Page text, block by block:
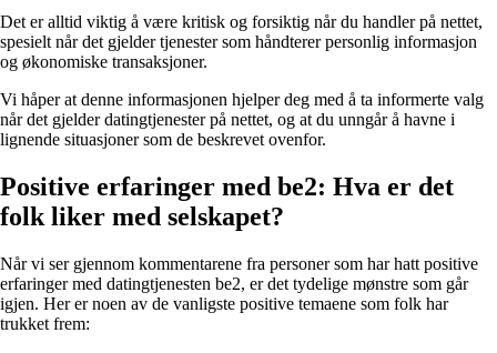
Det er alltid viktig å være kritisk og forsiktig når du handler på nettet,
spesielt når det gjelder tjenester som håndterer personlig informasjon
og økonomiske transaksjoner.
Vi håper at denne informasjonen hjelper deg med å ta informerte valg
når det gjelder datingtjenester på nettet, og at du unngår å havne i
lignende situasjoner som de beskrevet ovenfor.
Positive erfaringer med be2: Hva er det
folk liker med selskapet?
Når vi ser gjennom kommentarene fra personer som har hatt positive
erfaringer med datingtjenesten be2, er det tydelige mønstre som går
igjen. Her er noen av de vanligste positive temaene som folk har
trukket frem: